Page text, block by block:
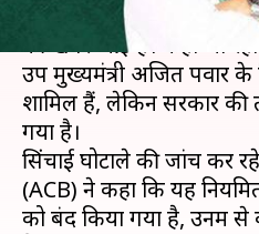
महाराष्ट्र में सिंचाई घोटाले
की खबरें आई हैं। कहा जा
उप मुख्यमंत्री अजित पवार
शामिल हैं, लेकिन सरकार
गया है।
सिंचाई घोटाले की जांच कर रहे
(ACB) ने कहा कि यह
को बंद किया गया है, उनमें से